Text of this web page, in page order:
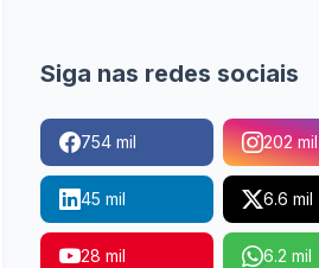
Siga nas redes sociais
754 mil 202 mil
45 mil 6.6 mil
28 mil 6.2 mil